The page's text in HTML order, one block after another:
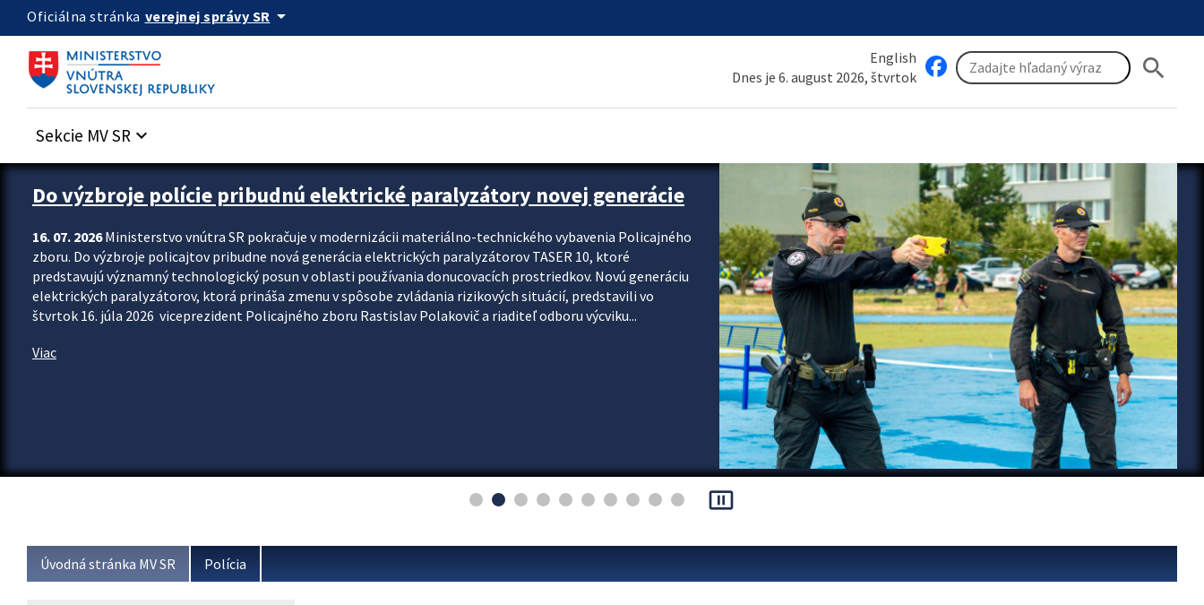
Preskocit na hlavný obsah
Oficiálna stránka verejnej správy SR arrow_drop_down
English
Dnes je 6. august 2026, štvrtok
search
Sekcie MV SR keyboard_arrow_down
Zastavit automatický posun upútavok
Do výzbroje polície pribudnú elektrické paralyzátory novej generácie
16. 07. 2026Ministerstvo vnútra SR pokračuje v modernizácii materiálno-technického vybavenia Policajného
zboru. Do výzbroje policajtov pribudne nová generácia elektrických paralyzátorov TASER 10, ktoré
predstavujú významný technologický posun v oblasti používania donucovacích prostriedkov. Novú generáciu
elektrických paralyzátorov, ktorá prináša zmenu v spôsobe zvládania rizikových situácií, predstavili vo
štvrtok 16. júla 2026 viceprezident Policajného zboru Rastislav Polakovič a riaditeľ odboru výcviku...
Viac
pause_presentation
Úvodná stránka MV SR Polícia